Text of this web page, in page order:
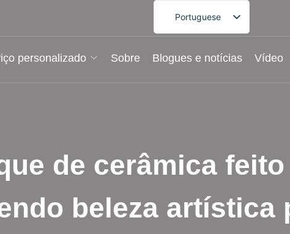
Portuguese
English
French
Korean
personalizado Sobre Blogues e notícias Vídeo
de cerâmica feito
beleza artística